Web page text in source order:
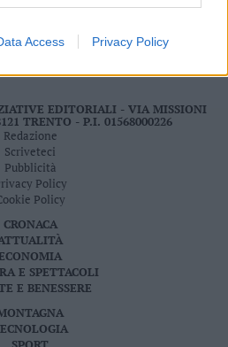
Access Privacy Policy
EDITORIALI - VIA MISSIONI
TRENTO - P.I. 01568000226
Redazione
Scriveteci
Pubblicità
Policy
Policy
CRONACA
E SPETTACOLI
E BENESSERE